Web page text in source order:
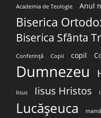
Academia de Teologie Anul
Biserica
Biserica Sfânta
Conferință Copii copil
Dumnezeu
Iisus Iisus Hristos
Lucășeuca mamă